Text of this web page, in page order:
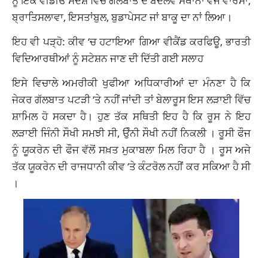
ਬ੍ਰਾਤਿਸਲਾਵਾ, ਇਸਤਾਂਬੁਲ, ਬੁਡਾਪੇਸਟ ਜਾਂ ਬਾਕੂ ਦਾ ਨਾਂ ਲਿਆ।
ਇਹ ਵੀ ਪੜ੍ਹੋ: ਕੀਵ ‘ਚ ਹਟਾਇਆ ਗਿਆ ਵੀਕੈਂਡ ਕਰਫਿਊ, ਭਾਰਤੀ
ਵਿਦਿਆਰਥੀਆਂ ਨੂੰ ਸਟੇਸ਼ਨ ਜਾਣ ਦੀ ਦਿੱਤੀ ਗਈ ਸਲਾਹ
ਇਸੇ ਵਿਚਾਲੇ ਅਮਰੀਕੀ ਖੁਫੀਆ ਅਧਿਕਾਰੀਆਂ ਦਾ ਮੰਨਣਾ ਹੈ ਕਿ
ਜੇਕਰ ਗੱਲਬਾਤ ਪਟੜੀ ‘ਤੇ ਨਹੀਂ ਜਾਂਦੀ ਤਾਂ ਬੇਲਾਰੂਸ ਇਸ ਲੜਾਈ ਵਿੱਚ
ਸ਼ਾਮਿਲ ਹੋ ਸਕਦਾ ਹੈ। ਹੁਣ ਤੱਕ ਸਥਿਤੀ ਇਹ ਹੈ ਕਿ ਰੂਸ ਨੇ ਇਹ
ਲੜਾਈ ਜਿੰਨੀ ਸੌਖੀ ਸਮਝੀ ਸੀ, ਉੰਨੀ ਸੌਖੀ ਨਹੀਂ ਨਿਕਲੀ । ਰੂਸੀ ਫੌਜ
ਨੂੰ ਯੂਕਰੇਨ ਦੀ ਫੌਜ ਵੱਲੋਂ ਸਖ਼ਤ ਮੁਕਾਬਲਾ ਮਿਲ ਰਿਹਾ ਹੈ । ਰੂਸ ਅਜੇ
ਤੱਕ ਯੂਕਰੇਨ ਦੀ ਰਾਜਧਾਨੀ ਕੀਵ ‘ਤੇ ਕੰਟਰੋਲ ਨਹੀਂ ਕਰ ਸਕਿਆ ਹੈ ਸੀ
।